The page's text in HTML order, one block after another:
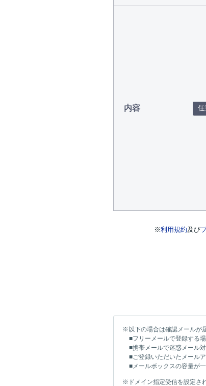
内容
※利用規約及び
※以下の場合は確認メールが
■フリーメールで登録する
■携帯メールで迷惑メール
■ご登録いただいたメール
■メールボックスの容量が
※ドメイン指定受信を設定さ